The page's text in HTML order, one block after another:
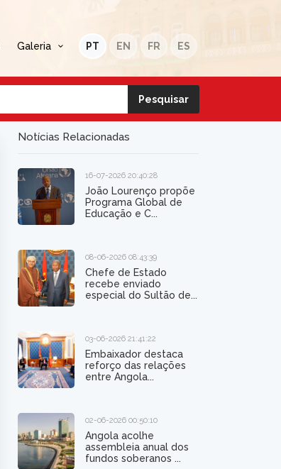
Galeria PT EN FR ES
Notícias Relacionadas
16-07-2026 20:40:28
João Lourenço propõe
Programa Global de
Educação e C...
08-06-2026 08:43:39
Chefe de Estado
recebe enviado
especial do Sultão de...
03-06-2026 21:41:22
Embaixador destaca
reforço das relações
entre Angola...
02-06-2026 00:50:10
Angola acolhe
assembleia anual dos
fundos soberanos ...